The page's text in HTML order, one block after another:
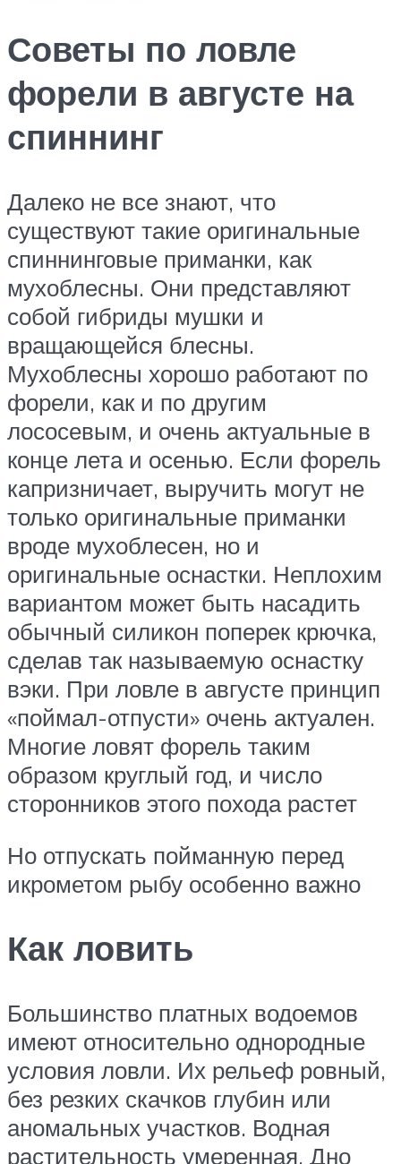
Советы по ловле
форели в августе на
спиннинг
Далеко не все знают, что
существуют такие оригинальные
спиннинговые приманки, как
мухоблесны. Они представляют
собой гибриды мушки и
вращающейся блесны.
Мухоблесны хорошо работают по
форели, как и по другим
лососевым, и очень актуальные в
конце лета и осенью. Если форель
капризничает, выручить могут не
только оригинальные приманки
вроде мухоблесен, но и
оригинальные оснастки. Неплохим
вариантом может быть насадить
обычный силикон поперек крючка,
сделав так называемую оснастку
вэки. При ловле в августе принцип
«поймал-отпусти» очень актуален.
Многие ловят форель таким
образом круглый год, и число
сторонников этого похода растет
Но отпускать пойманную перед
икрометом рыбу особенно важно
Как ловить
Большинство платных водоемов
имеют относительно однородные
условия ловли. Их рельеф ровный,
без резких скачков глубин или
аномальных участков. Водная
растительность умеренная. Дно